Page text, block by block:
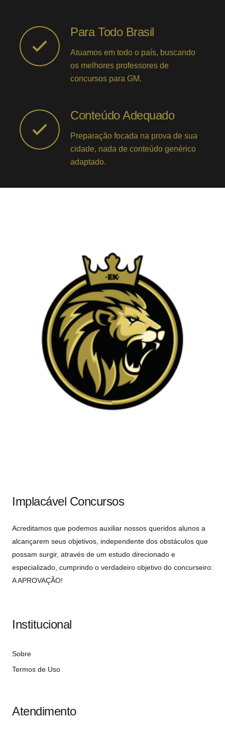
Para Todo Brasil
Atuamos em todo o país, buscando
os melhores professores de
concursos para GM.
Conteúdo Adequado
Preparação focada na prova de sua
cidade, nada de conteúdo genérico
adaptado.
Implacável Concursos
Acreditamos que podemos auxiliar nossos queridos alunos a
alcançarem seus objetivos, independente dos obstáculos que
possam surgir, através de um estudo direcionado e
especializado, cumprindo o verdadeiro objetivo do concurseiro:
A APROVAÇÃO!
Institucional
Sobre
Termos de Uso
Atendimento